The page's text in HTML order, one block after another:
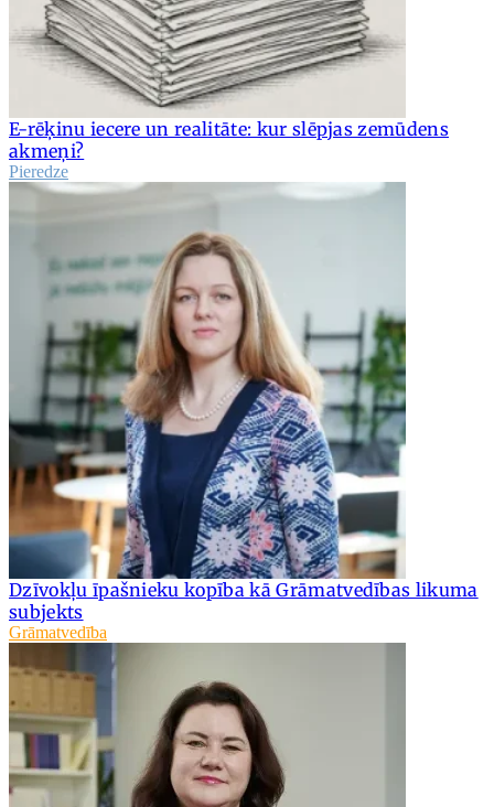
E-rēķinu iecere un realitāte: kur slēpjas zemūdens
akmeņi?
Pieredze
Dzīvokļu īpašnieku kopība kā Grāmatvedības likuma
subjekts
Grāmatvedība